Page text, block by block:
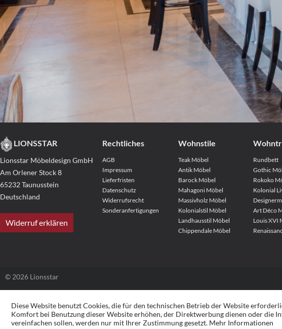
LIONSSTAR
Lionsstar Möbeldesign GmbH
Am Orlener Stock 8
65232 Taunusstein
Deutschland
Widerruf erklären
Rechtliches
AGB
Impressum
Lieferfristen
Datenschutz
Widerrufsrecht
Sonderanfertigungen
Wohnstile
Teak Möbel
Antik Möbel
Barock Möbel
Mahagoni Möbel
Massivholz Möbel
Kolonialstil Möbel
Landhausstil Möbel
Chippendale Möbel
Rundbett
Gothic
Rokoko
Kolonial
Art Déco
Louis XVI
© 2026 Lionsstar
Diese Website benutzt Cookies, die für den technischen Betrieb der Website
Komfort bei Benutzung dieser Website erhöhen, der Direktwerbung dienen oder die
vereinfachen sollen, werden nur mit Ihrer Zustimmung gesetzt. Mehr Informationen